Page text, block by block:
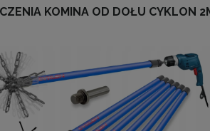
KOMINA OD DOŁU CYKLON